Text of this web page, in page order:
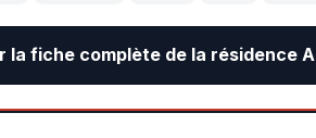
la fiche complète de la résidence